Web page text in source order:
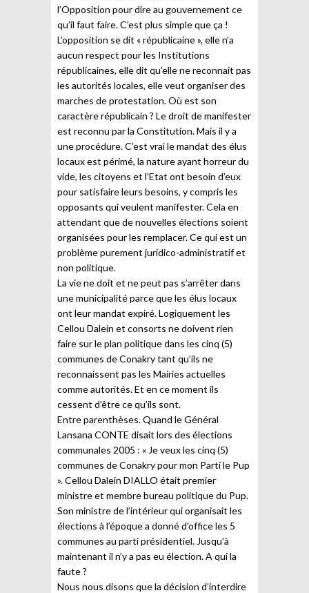
l’Opposition pour dire au gouvernement ce
qu’il faut faire. C’est plus simple que ça !
L’opposition se dit « républicaine », elle n’a
aucun respect pour les Institutions
républicaines, elle dit qu’elle ne reconnait pas
les autorités locales, elle veut organiser des
marches de protestation. Où est son
caractère républicain ? Le droit de manifester
est reconnu par la Constitution. Mais il y a
une procédure. C’est vrai le mandat des élus
locaux est périmé, la nature ayant horreur du
vide, les citoyens et l’Etat ont besoin d’eux
pour satisfaire leurs besoins, y compris les
opposants qui veulent manifester. Cela en
attendant que de nouvelles élections soient
organisées pour les remplacer. Ce qui est un
problème purement juridico-administratif et
non politique.
La vie ne doit et ne peut pas s’arrêter dans
une municipalité parce que les élus locaux
ont leur mandat expiré. Logiquement les
Cellou Dalein et consorts ne doivent rien
faire sur le plan politique dans les cinq (5)
communes de Conakry tant qu’ils ne
reconnaissent pas les Mairies actuelles
comme autorités. Et en ce moment ils
cessent d’être ce qu’ils sont.
Entre parenthèses. Quand le Général
Lansana CONTE disait lors des élections
communales 2005 : « Je veux les cinq (5)
communes de Conakry pour mon Parti le Pup
». Cellou Dalein DIALLO était premier
ministre et membre bureau politique du Pup.
Son ministre de l’intérieur qui organisait les
élections à l’époque a donné d’office les 5
communes au parti présidentiel. Jusqu’à
maintenant il n’y a pas eu élection. A qui la
faute ?
Nous nous disons que la décision d’interdire